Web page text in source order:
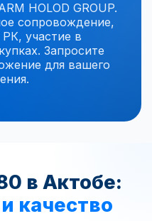
HOLOD GROUP.
сопровождение,
участие в
Запросите
для вашего
в Актобе:
качество